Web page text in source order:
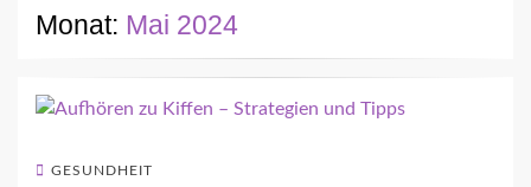
Monat: Mai 2024
GESUNDHEIT